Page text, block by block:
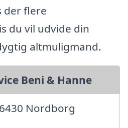
der flere
du vil udvide din
altmuligmand.
Beni & Hanne
Nordborg